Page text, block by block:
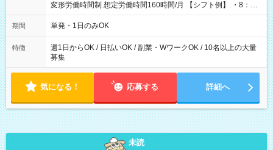
変形労働時間制 想定労働時間160時間/月 【シフト例】 ・8：00
～21：00
期間 単発・1日のみOK
特徴
週1日からOK / 日払いOK / 副業・WワークOK / 10名以上の大量
募集
気になる！ 応募する 詳細へ
未読